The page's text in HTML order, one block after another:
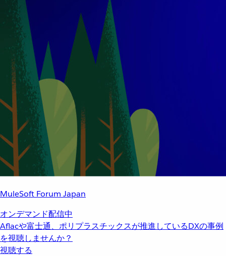
MuleSoft Forum Japan
オンデマンド配信中
Aflacや富士通、ポリプラスチックスが推進しているDXの事例
を視聴しませんか？
視聴する